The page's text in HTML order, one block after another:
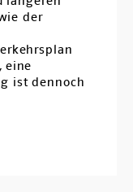
der
eine
ist dennoch